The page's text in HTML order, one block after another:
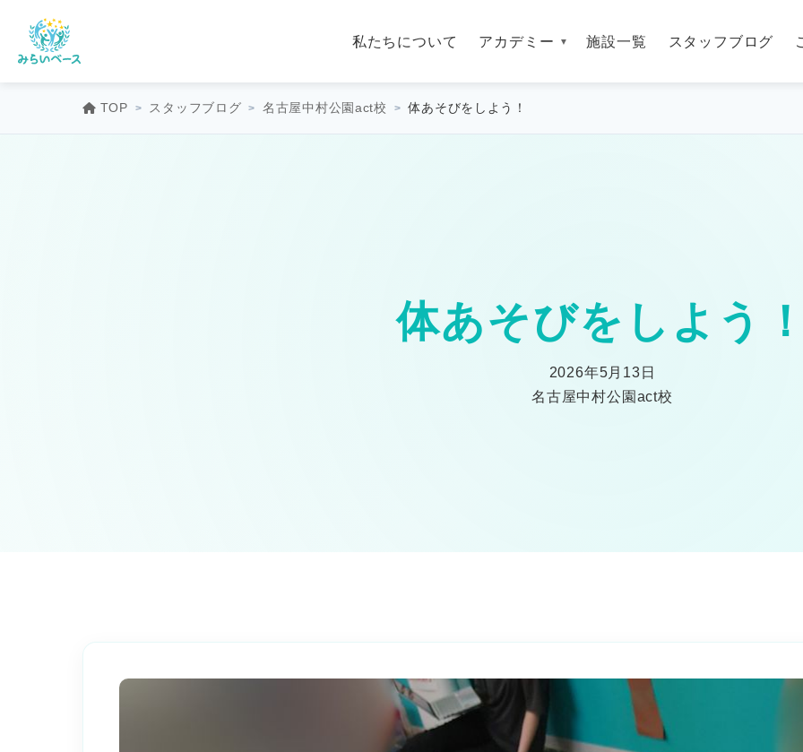
私たちについて アカデミー 施設一覧 スタッフブログ
TOP スタッフブログ 名古屋中村公園act校 体あそびをしよう！
体あそびをしよう
2026年5月13日
名古屋中村公園act校